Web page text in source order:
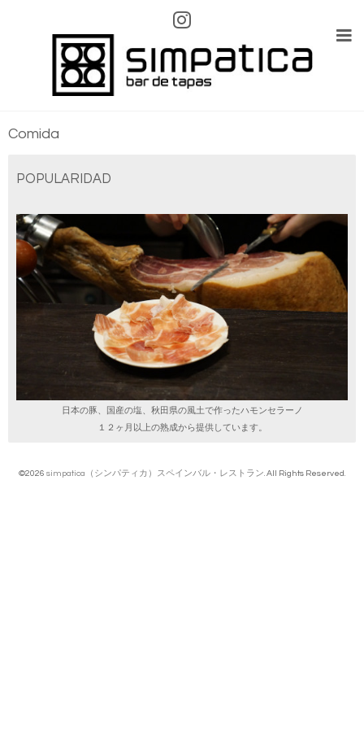
Comida
POPULARIDAD
日本の豚、国産の塩、秋田県の風土で作ったハモンセラーノ
１２ヶ月以上の熟成から提供しています。
©2026 simpatica（シンパティカ）スペインバル・レストラン . All Rights Reserved.